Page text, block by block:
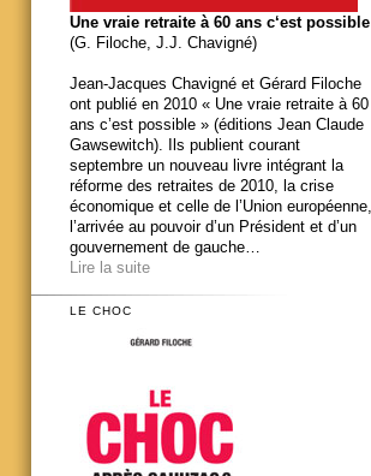
Une vraie retraite à 60 ans c‘est possible
(G. Filoche, J.J. Chavigné)
Jean-Jacques Chavigné et Gérard Filoche
ont publié en 2010 « Une vraie retraite à 60
ans c’est possible » (éditions Jean Claude
Gawsewitch). Ils publient courant
septembre un nouveau livre intégrant la
réforme des retraites de 2010, la crise
économique et celle de l’Union européenne,
l’arrivée au pouvoir d’un Président et d’un
gouvernement de gauche…
Lire la suite
LE CHOC